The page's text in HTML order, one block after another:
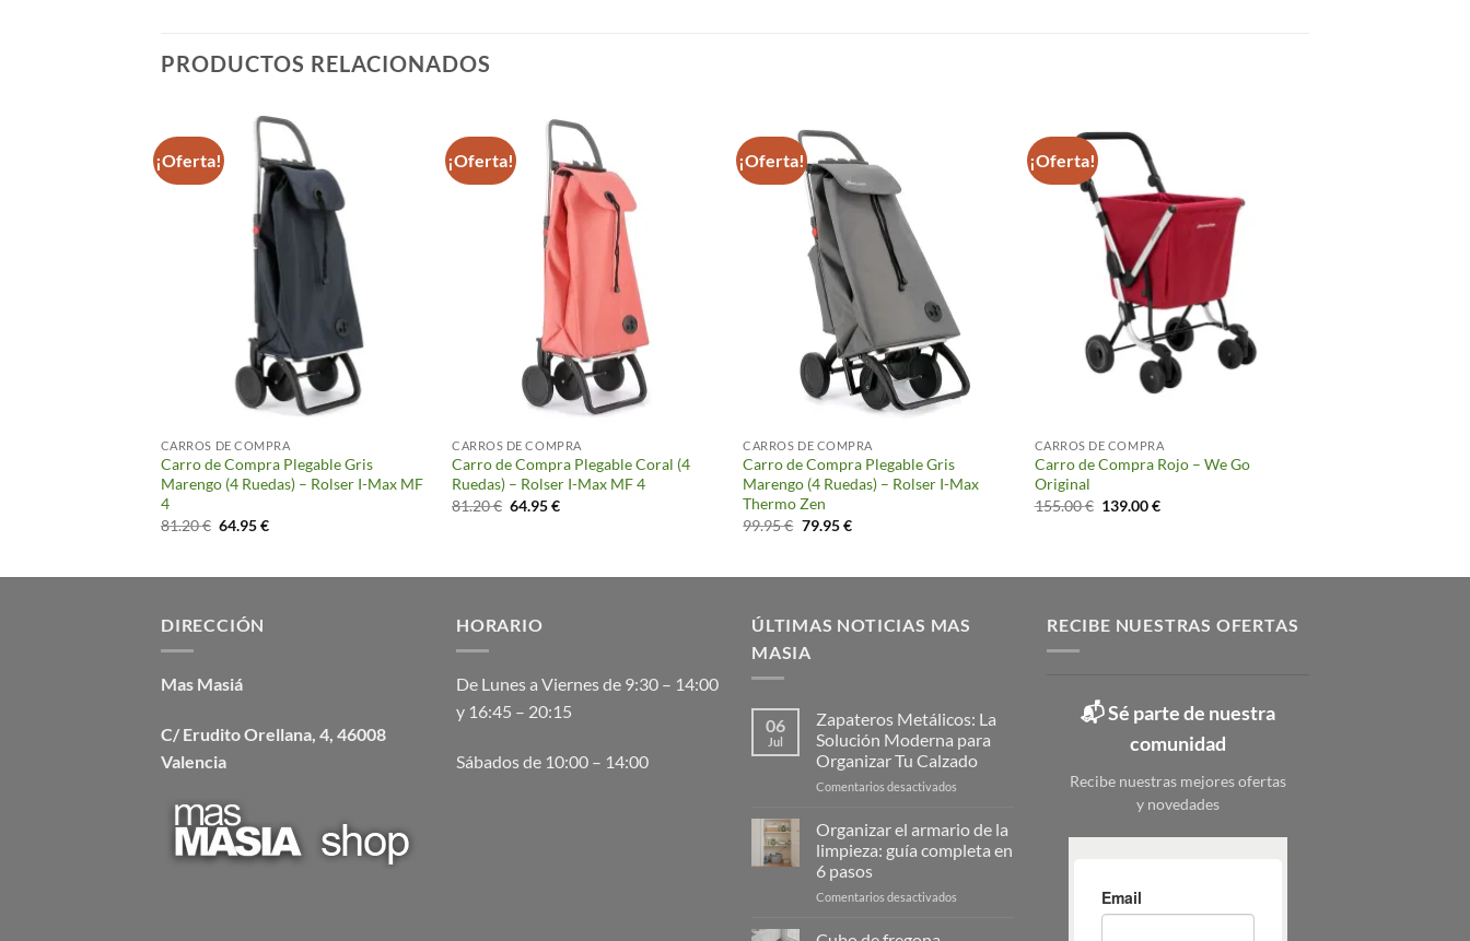
PRODUCTOS RELACIONADOS
¡Oferta!
CARROS DE COMPRA
Carro de Compra Plegable Gris
Marengo (4 Ruedas) – Rolser I-Max MF
4
81.20€ El
64.95€El
¡Oferta!
CARROS DE COMPRA
Carro de Compra Plegable Coral (4
Ruedas) – Rolser I-Max MF 4
81.20€ El
64.95€El
¡Oferta!
CARROS DE COMPRA
Carro de Compra Plegable Gris
Marengo (4 Ruedas) – Rolser I-Max
Thermo Zen
99.95€ El
79.95€El
¡Oferta!
CARROS DE COMPRA
Carro de Compra Rojo – We Go
Original
155.00€ El
139.00€El
DIRECCIÓN
Mas Masiá
C/ Erudito Orellana, 4, 46008
Valencia
HORARIO
De Lunes a Viernes de 9:30 – 14:00
y 16:45 – 20:15
Sábados de 10:00 – 14:00
ÚLTIMAS NOTICIAS MAS
MASIA
06
Jul
Zapateros Metálicos: La
Solución Moderna para
Organizar Tu Calzado
Comentarios desactivados
Metálicos:
Solución
Organizar el armario de la
limpieza: guía completa en
6 pasos
Comentarios desactivados
RECIBE NUESTRAS OFERTAS
📬 Sé parte de nuestra
comunidad
Recibe nuestras mejores ofertas
y novedades